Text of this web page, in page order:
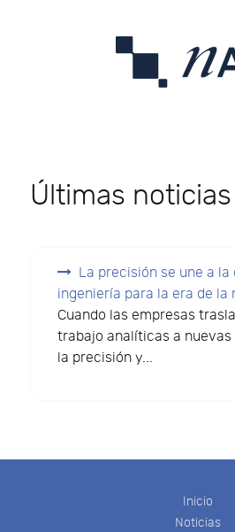
Últimas noticias
La precisión se une a
ingeniería para la era de la
Cuando las empresas
trabajo analíticas a
la precisión y...
Inicio
Noticias